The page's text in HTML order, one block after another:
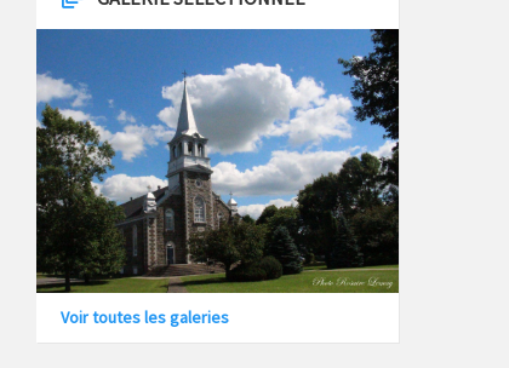
Voir toutes les galeries